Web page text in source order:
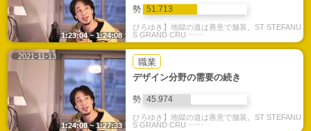
勢 51.713
ひろゆき】地獄の道は善意で舗装。ST STEFANU
S GRAND CRU ⋯⋯
1:23:04 ~ 1:24:08
2021-11-13
職業
デザイン分野の需要の続き
勢 45.974
ひろゆき】地獄の道は善意で舗装。ST STEFANU
S GRAND CRU ⋯⋯
1:24:08 ~ 1:27:33